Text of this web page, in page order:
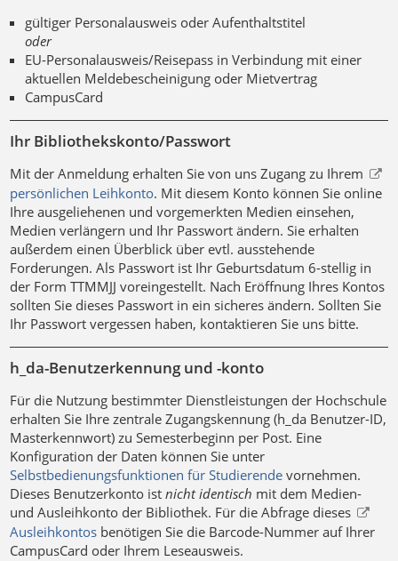
gültiger Personalausweis oder Aufenthaltstitel
oder
EU-Personalausweis/Reisepass in Verbindung mit einer
aktuellen Meldebescheinigung oder Mietvertrag
CampusCard
Ihr Bibliothekskonto/Passwort
Mit der Anmeldung erhalten Sie von uns Zugang zu Ihrem
persönlichen Leihkonto. Mit diesem Konto können Sie online
Ihre ausgeliehenen und vorgemerkten Medien einsehen,
Medien verlängern und Ihr Passwort ändern. Sie erhalten
außerdem einen Überblick über evtl. ausstehende
Forderungen. Als Passwort ist Ihr Geburtsdatum 6-stellig in
der Form TTMMJJ voreingestellt. Nach Eröffnung Ihres Kontos
sollten Sie dieses Passwort in ein sicheres ändern. Sollten Sie
Ihr Passwort vergessen haben, kontaktieren Sie uns bitte.
h_da-Benutzerkennung und -konto
Für die Nutzung bestimmter Dienstleistungen der Hochschule
erhalten Sie Ihre zentrale Zugangskennung (h_da Benutzer-ID,
Masterkennwort) zu Semesterbeginn per Post. Eine
Konfiguration der Daten können Sie unter
Selbstbedienungsfunktionen für Studierende vornehmen.
Dieses Benutzerkonto istnicht identisch mit dem Medien-
und Ausleihkonto der Bibliothek. Für die Abfrage dieses
Ausleihkontos benötigen Sie die Barcode-Nummer auf Ihrer
CampusCard oder Ihrem Leseausweis.